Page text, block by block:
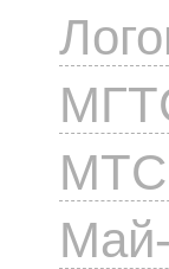
МТС